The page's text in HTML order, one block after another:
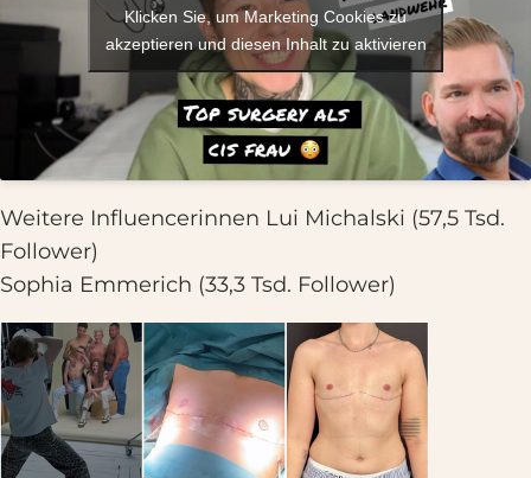
Klicken Sie, um Marketing Cookies zu
akzeptieren und diesen Inhalt zu aktivieren
Weitere Influencerinnen Lui Michalski (57,5 Tsd.
Follower)
Sophia Emmerich (33,3 Tsd. Follower)